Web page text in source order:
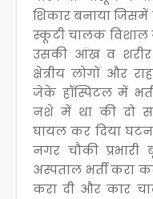
शिकार बनाया
स्कूटी चालक विशाल
उसकी आंख व
क्षेत्रीय लोगों और
जेके हॉस्पिटल में
नशे में था की दो
घायल कर दिया
नगर चौकी
अस्पताल भर्ती करा
करा दी और कार